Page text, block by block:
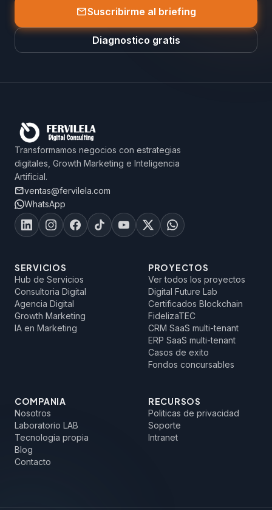
mailSuscribirme al briefing
Diagnostico gratis
Transformamos negocios con estrategias
digitales, Growth Marketing e Inteligencia
Artificial.
mailventas@fervilela.com
WhatsApp
SERVICIOS
Hub de Servicios
Consultoria Digital
Agencia Digital
Growth Marketing
IA en Marketing
PROYECTOS
Ver todos los proyectos
Digital Future Lab
Certificados Blockchain
FidelizaTEC
CRM SaaS multi-tenant
ERP SaaS multi-tenant
Casos de exito
Fondos concursables
COMPANIA
Nosotros
Laboratorio LAB
Tecnologia propia
Blog
Contacto
RECURSOS
Politicas de privacidad
Soporte
Intranet